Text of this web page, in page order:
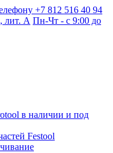
+7 812 516 40 94
лит. А Пн-Чт - с 9:00 до
в наличии и под
Festool